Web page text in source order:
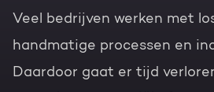
Veel bedrijven werken met
handmatige processen en
Daardoor gaat er tijd